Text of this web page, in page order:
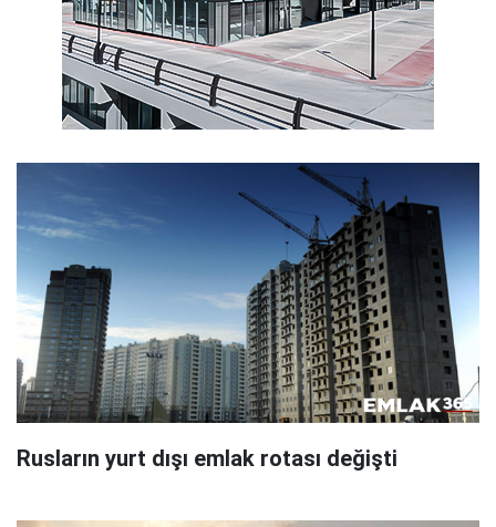
Rusların yurt dışı emlak rotası değişti